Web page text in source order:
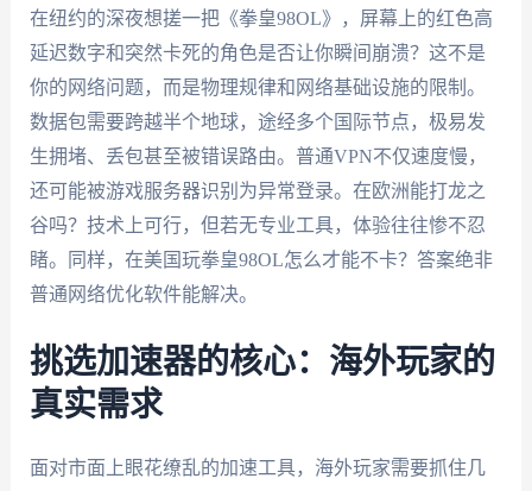
在纽约的深夜想搓一把《拳皇98OL》，屏幕上的红色高
延迟数字和突然卡死的角色是否让你瞬间崩溃？这不是
你的网络问题，而是物理规律和网络基础设施的限制。
数据包需要跨越半个地球，途经多个国际节点，极易发
生拥堵、丢包甚至被错误路由。普通VPN不仅速度慢，
还可能被游戏服务器识别为异常登录。在欧洲能打龙之
谷吗？技术上可行，但若无专业工具，体验往往惨不忍
睹。同样，在美国玩拳皇98OL怎么才能不卡？答案绝非
普通网络优化软件能解决。
挑选加速器的核心：海外玩家的
真实需求
面对市面上眼花缭乱的加速工具，海外玩家需要抓住几